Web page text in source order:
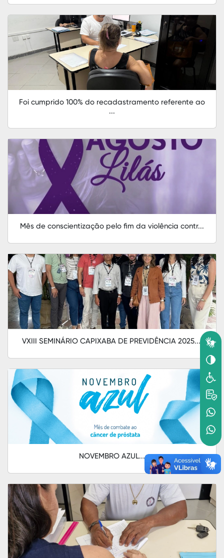
Foi cumprido 100% do recadastramento referente ao
...
Mês de conscientização pelo fim da violência contr...
VXIII SEMINÁRIO CAPIXABA DE PREVIDÊNCIA 2025....
NOVEMBRO AZUL...